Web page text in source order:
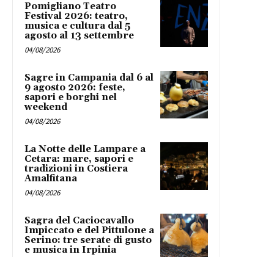
Pomigliano Teatro
Festival 2026: teatro,
musica e cultura dal 5
agosto al 13 settembre
04/08/2026
Sagre in Campania dal 6 al
9 agosto 2026: feste,
sapori e borghi nel
weekend
04/08/2026
La Notte delle Lampare a
Cetara: mare, sapori e
tradizioni in Costiera
Amalfitana
04/08/2026
Sagra del Caciocavallo
Impiccato e del Pittulone a
Serino: tre serate di gusto
e musica in Irpinia